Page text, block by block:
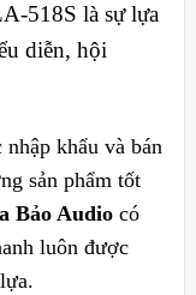
518S là sự lựa
diễn, hội
nhập khẩu và bán
sản phẩm tốt
Bảo Audiocó
luôn được